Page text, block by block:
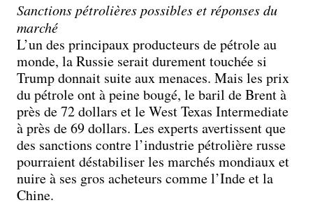
Sanctions pétrolières possibles et réponses du
marché
L’un des principaux producteurs de pétrole au
monde, la Russie serait durement touchée si
Trump donnait suite aux menaces. Mais les prix
du pétrole ont à peine bougé, le baril de Brent à
près de 72 dollars et le West Texas Intermediate
à près de 69 dollars. Les experts avertissent que
des sanctions contre l’industrie pétrolière russe
pourraient déstabiliser les marchés mondiaux et
nuire à ses gros acheteurs comme l’Inde et la
Chine.